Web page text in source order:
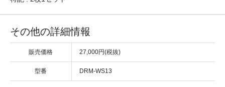
その他の詳細情報
販売価格 27,000円(税抜)
型番 DRM-WS13